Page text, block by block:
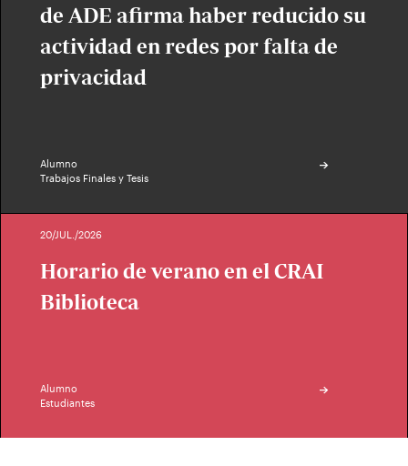
de ADE afirma haber reducido su
actividad en redes por falta de
privacidad
Alumno
Trabajos Finales y Tesis
20/JUL./2026
Horario de verano en el CRAI
Biblioteca
Alumno
Estudiantes